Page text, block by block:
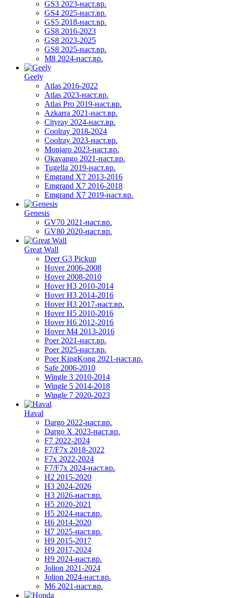
GS3 2023-наст.вр.
GS4 2025-наст.вр.
GS5 2018-наст.вр.
GS8 2016-2023
GS8 2023-2025
GS8 2025-наст.вр.
M8 2024-наст.вр.
Geely
Atlas 2016-2022
Atlas 2023-наст.вр.
Atlas Pro 2019-наст.вр.
Azkarra 2021-наст.вр.
Cityray 2024-наст.вр.
Coolray 2018-2024
Coolray 2023-наст.вр.
Monjaro 2023-наст.вр.
Okavango 2021-наст.вр.
Tugella 2019-наст.вр.
Emgrand Х7 2013-2016
Emgrand X7 2016-2018
Emgrand X7 2019-наст.вр.
Genesis
GV70 2021-наст.вр.
GV80 2020-наст.вр.
Great Wall
Deer G3 Pickup
Hover 2006-2008
Hover 2008-2010
Hover H3 2010-2014
Hover H3 2014-2016
Hover H3 2017-наст.вр.
Hover H5 2010-2016
Hover H6 2012-2016
Hover M4 2013-2016
Poer 2021-наст.вр.
Poer 2025-наст.вр.
Poer KingKong 2021-наст.вр.
Safe 2006-2010
Wingle 3 2010-2014
Wingle 5 2014-2018
Wingle 7 2020-2023
Haval
Dargo 2022-наст.вр.
Dargo X 2023-наст.вр.
F7 2022-2024
F7/F7x 2018-2022
F7x 2022-2024
F7/F7x 2024-наст.вр.
H2 2015-2020
H3 2024-2026
H3 2026-наст.вр.
H5 2020-2021
H5 2024-наст.вр.
H6 2014-2020
H7 2025-наст.вр.
H9 2015-2017
H9 2017-2024
H9 2024-наст.вр.
Jolion 2021-2024
Jolion 2024-наст.вр.
М6 2021-наст.вр.